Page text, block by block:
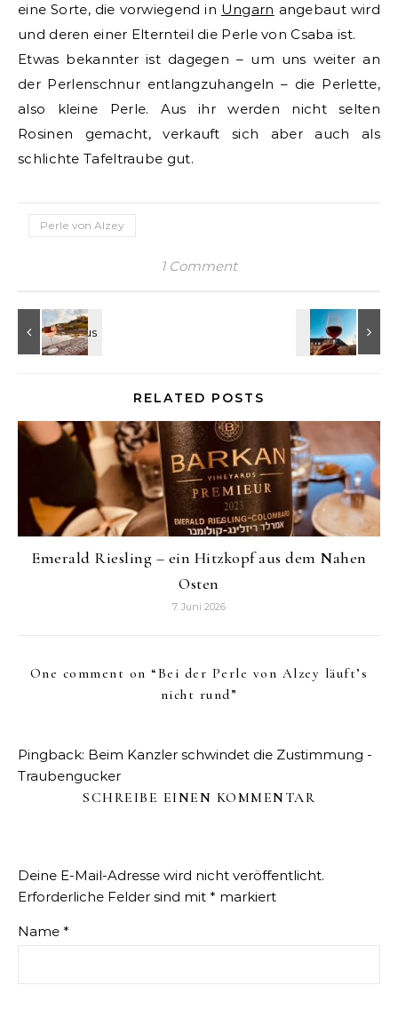
eine Sorte, die vorwiegend in Ungarn angebaut wird
und deren einer Elternteil die Perle von Csaba ist.
Etwas bekannter ist dagegen – um uns weiter an
der Perlenschnur entlangzuhangeln – die Perlette,
also kleine Perle. Aus ihr werden nicht selten
Rosinen gemacht, verkauft sich aber auch als
schlichte Tafeltraube gut.
Perle von Alzey
1 Comment
RELATED POSTS
Emerald Riesling – ein Hitzkopf aus dem Nahen
Osten
7. Juni 2026
One comment on “Bei der Perle von Alzey läuft’s
nicht rund”
Pingback: Beim Kanzler schwindet die Zustimmung -
Traubengucker
SCHREIBE EINEN KOMMENTAR
Deine E-Mail-Adresse wird nicht veröffentlicht.
Erforderliche Felder sind mit * markiert
Name *